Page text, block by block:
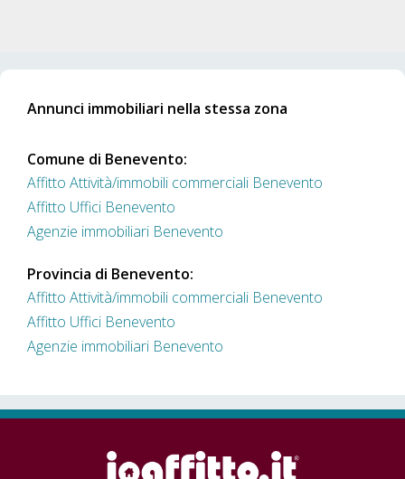
Annunci immobiliari nella stessa zona
Comune di Benevento:
Affitto Attività/immobili commerciali Benevento
Affitto Uffici Benevento
Agenzie immobiliari Benevento
Provincia di Benevento:
Affitto Attività/immobili commerciali Benevento
Affitto Uffici Benevento
Agenzie immobiliari Benevento